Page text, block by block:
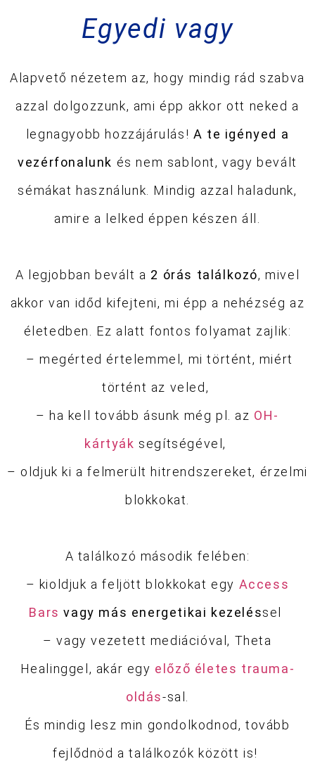
Egyedi vagy
Alapvető nézetem az, hogy mindig rád szabva
azzal dolgozzunk, ami épp akkor ott neked a
legnagyobb hozzájárulás! A te igényed a
vezérfonalunk és nem sablont, vagy bevált
sémákat használunk. Mindig azzal haladunk,
amire a lelked éppen készen áll.
A legjobban bevált a 2 órás találkozó, mivel
akkor van időd kifejteni, mi épp a nehézség az
életedben. Ez alatt fontos folyamat zajlik:
– megérted értelemmel, mi történt, miért
történt az veled,
– ha kell tovább ásunk még pl. az OH-
kártyák segítségével,
– oldjuk ki a felmerült hitrendszereket, érzelmi
blokkokat.
A találkozó második felében:
– kioldjuk a feljött blokkokat egy Access
Bars vagy más energetikai kezeléssel
– vagy vezetett mediációval, Theta
Healinggel, akár egy előző életes trauma-
oldás-sal.
És mindig lesz min gondolkodnod, tovább
fejlődnöd a találkozók között is!